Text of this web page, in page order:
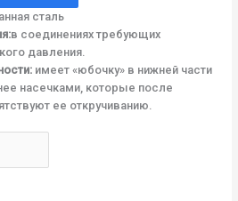
сталь
в соединениях требующих
давления.
имеет «юбочку» в нижней части
насечками, которые после
ее откручиванию.